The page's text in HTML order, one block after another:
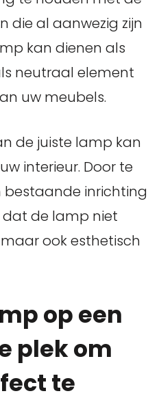
die al aanwezig zijn
kan dienen als
neutraal element
uw meubels.
de juiste lamp kan
interieur. Door te
bestaande inrichting
dat de lamp niet
ook esthetisch
op een
plek om
te